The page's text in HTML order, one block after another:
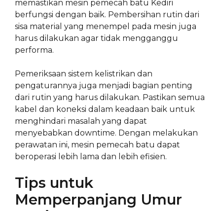
memastikan mesin pemecah batu Kediri
berfungsi dengan baik. Pembersihan rutin dari
sisa material yang menempel pada mesin juga
harus dilakukan agar tidak mengganggu
performa.
Pemeriksaan sistem kelistrikan dan
pengaturannya juga menjadi bagian penting
dari rutin yang harus dilakukan. Pastikan semua
kabel dan koneksi dalam keadaan baik untuk
menghindari masalah yang dapat
menyebabkan downtime. Dengan melakukan
perawatan ini, mesin pemecah batu dapat
beroperasi lebih lama dan lebih efisien.
Tips untuk
Memperpanjang Umur